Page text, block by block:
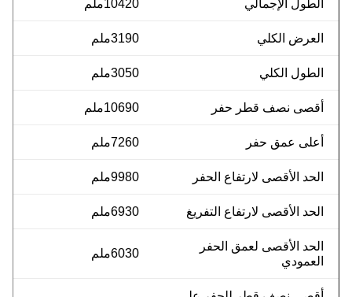
الطول الإجمالي 10420ملم
العرض الكلي 3190ملم
الطول الكلي 3050ملم
أقصى نصف قطر حفر 10690ملم
أعلى عمق حفر 7260ملم
الحد الأقصى لارتفاع الحفر 9980ملم
الحد الأقصى لارتفاع التفريغ 6930ملم
الحد الأقصى لعمق الحفر
العمودي
6030ملم